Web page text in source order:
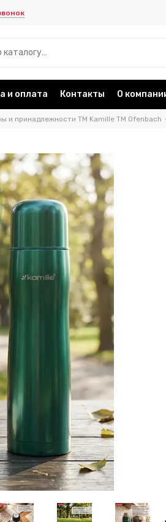
и оплата Контакты О
и принадлежности TM Kamille TM Ofenbach